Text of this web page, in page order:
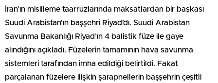
İran’ın misilleme taarruzlarında maksatlardan bir başkası
Suudi Arabistan’ın başşehri Riyad’dı. Suudi Arabistan
Savunma Bakanlığı Riyad’ın 4 balistik füze ile gaye
alındığını açıkladı. Füzelerin tamamının hava savunma
sistemleri tarafından imha edildiği belirtildi. Fakat
parçalanan füzelere ilişkin şarapnellerin başşehrin çeşitli